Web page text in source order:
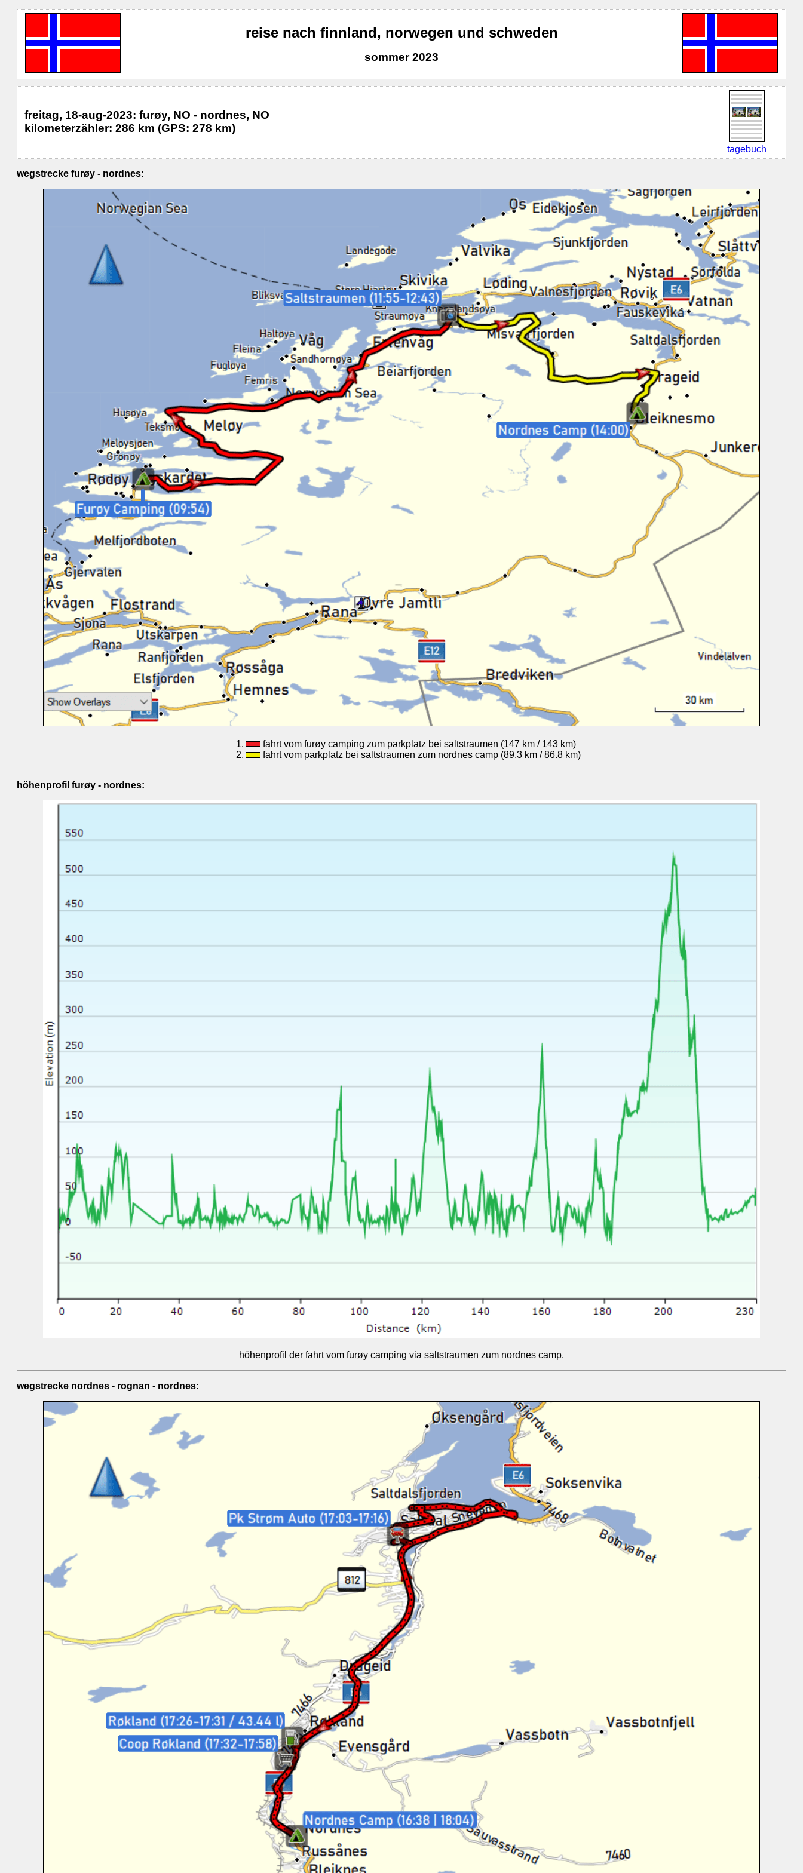
reise nach finnland, norwegen und schweden
sommer 2023
freitag, 18-aug-2023: furøy, NO - nordnes, NO
kilometerzähler: 286 km (GPS: 278 km)
tagebuch
wegstrecke furøy - nordnes:
fahrt vom furøy camping zum parkplatz bei saltstraumen (147 km / 143 km)
fahrt vom parkplatz bei saltstraumen zum nordnes camp (89.3 km / 86.8 km)
höhenprofil furøy - nordnes:
höhenprofil der fahrt vom furøy camping via saltstraumen zum nordnes camp.
wegstrecke nordnes - rognan - nordnes: